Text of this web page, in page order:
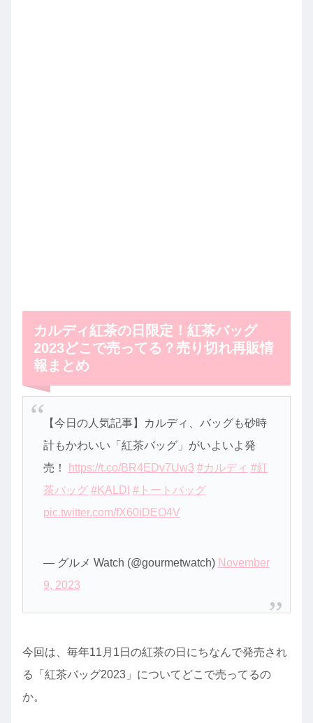
カルディ紅茶の日限定！紅茶バッグ
2023どこで売ってる？売り切れ再販情
報まとめ
【今日の人気記事】カルディ、バッグも砂時
計もかわいい「紅茶バッグ」がいよいよ発
売！
https://t.co/BR4EDv7Uw3 #カルディ #紅
茶バッグ #KALDI #トートバッグ
pic.twitter.com/fX60iDEO4V
— グルメ Watch (@gourmetwatch) November
9, 2023
今回は、毎年11月1日の紅茶の日にちなんで発売され
る「紅茶バッグ2023」についてどこで売ってるの
か。